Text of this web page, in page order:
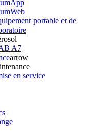
portable et de
A7
arrow
en service